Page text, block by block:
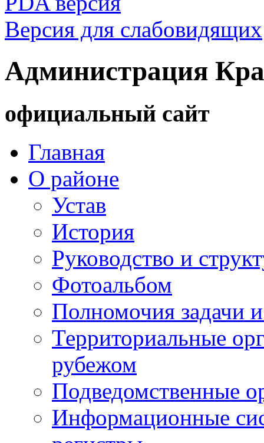
Версия для слабовидящих
Администрация
официальный сайт
Главная
О районе
Устав
История
Руководство и
Фотоальбом
Полномочия задачи
Территориальные
рубежом
Подведомственные
Информационные